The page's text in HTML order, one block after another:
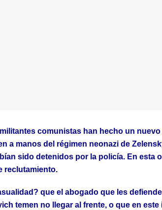
comunistas han hecho un
a manos del régimen neonazi de
sido detenidos por la policía. En esta
reclutamiento.
que el abogado que les
temen no llegar al frente, o que en